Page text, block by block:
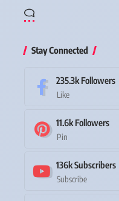
Stay Connected
235.3k Followers
Like
11.6k Followers
Pin
136kSubscribers
Subscribe